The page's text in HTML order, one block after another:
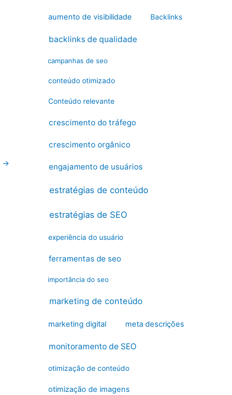
→
aumento de visibilidade Backlinks
backlinks de qualidade
campanhas de seo
conteúdo otimizado
Conteúdo relevante
crescimento do tráfego
crescimento orgânico
engajamento de usuários
estratégias de conteúdo
estratégias de SEO
experiência do usuário
ferramentas de seo
importância do seo
marketing de conteúdo
marketing digital meta descrições
monitoramento de SEO
otimização de conteúdo
otimização de imagens